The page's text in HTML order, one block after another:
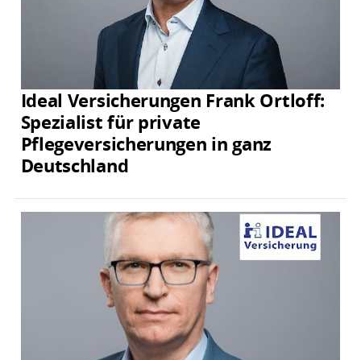
Ideal Versicherungen Frank Ortloff:
Spezialist für private
Pflegeversicherungen in ganz
Deutschland